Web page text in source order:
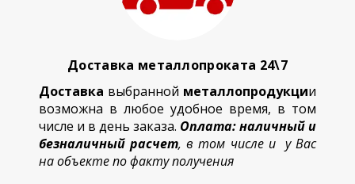
Доставка металлопроката 24\7
Доставка выбранной металлопродукции
возможна в любое удобное время, в том
числе и в день заказа. Оплата: наличный и
безналичный расчет, в том числе и у Вас
на объекте по факту получения